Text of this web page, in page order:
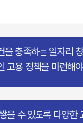
충족하는 일자리
고용 정책을 마련해
을 수 있도록 다양한